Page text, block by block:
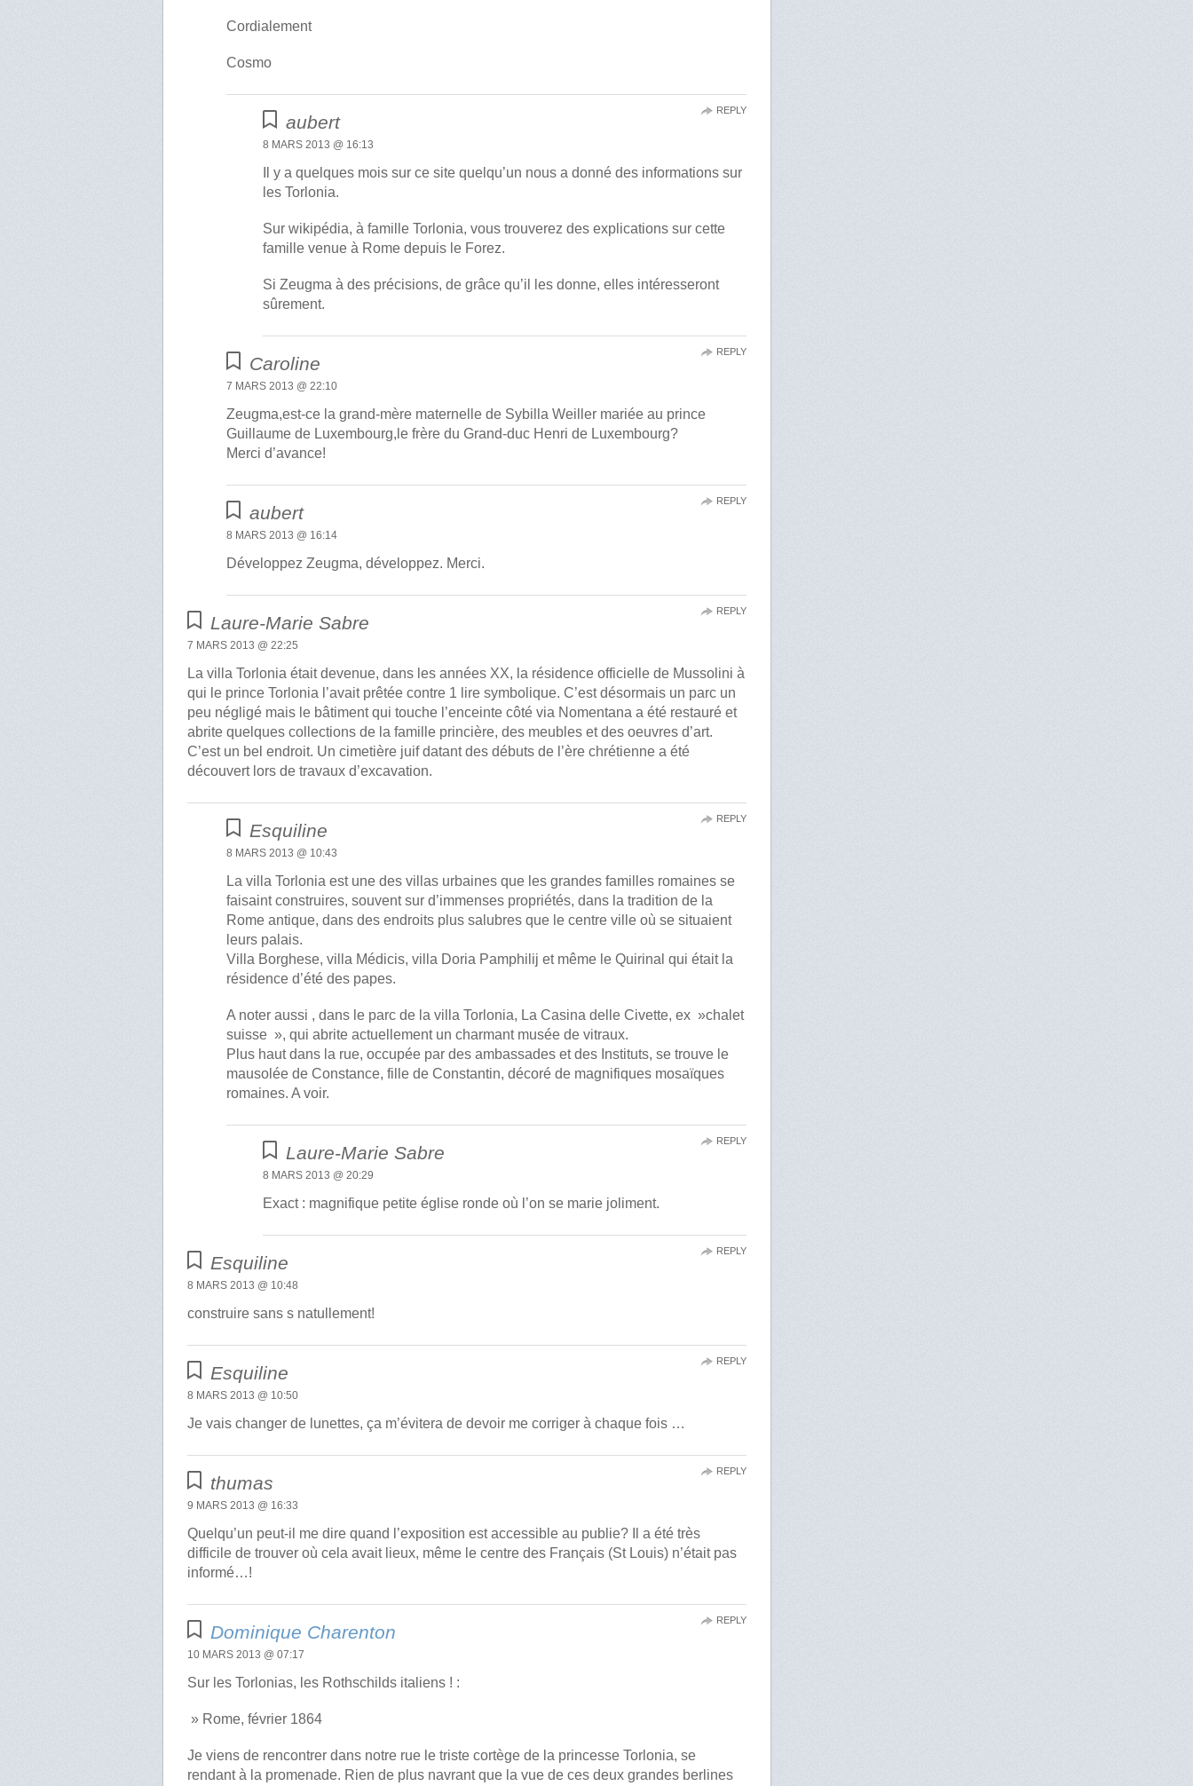
Cordialement
Cosmo
aubert
8 MARS 2013 @ 16:13
Il y a quelques mois sur ce site quelqu’un nous a donné des informations sur
les Torlonia.
Sur wikipédia, à famille Torlonia, vous trouverez des explications sur cette
famille venue à Rome depuis le Forez.
Si Zeugma à des précisions, de grâce qu’il les donne, elles intéresseront
sûrement.
REPLY
Caroline
7 MARS 2013 @ 22:10
Zeugma,est-ce la grand-mère maternelle de Sybilla Weiller mariée au prince
Guillaume de Luxembourg,le frère du Grand-duc Henri de Luxembourg?
Merci d’avance!
REPLY
aubert
8 MARS 2013 @ 16:14
Développez Zeugma, développez. Merci.
REPLY
Laure-Marie Sabre
7 MARS 2013 @ 22:25
La villa Torlonia était devenue, dans les années XX, la résidence officielle de Mussolini à
qui le prince Torlonia l’avait prêtée contre 1 lire symbolique. C’est désormais un parc un
peu négligé mais le bâtiment qui touche l’enceinte côté via Nomentana a été restauré et
abrite quelques collections de la famille princière, des meubles et des oeuvres d’art.
C’est un bel endroit. Un cimetière juif datant des débuts de l’ère chrétienne a été
découvert lors de travaux d’excavation.
REPLY
Esquiline
8 MARS 2013 @ 10:43
La villa Torlonia est une des villas urbaines que les grandes familles romaines se
faisaint construires, souvent sur d’immenses propriétés, dans la tradition de la
Rome antique, dans des endroits plus salubres que le centre ville où se situaient
leurs palais.
Villa Borghese, villa Médicis, villa Doria Pamphilij et même le Quirinal qui était la
résidence d’été des papes.
A noter aussi , dans le parc de la villa Torlonia, La Casina delle Civette, ex »chalet
suisse », qui abrite actuellement un charmant musée de vitraux.
Plus haut dans la rue, occupée par des ambassades et des Instituts, se trouve le
mausolée de Constance, fille de Constantin, décoré de magnifiques mosaïques
romaines. A voir.
REPLY
Laure-Marie Sabre
8 MARS 2013 @ 20:29
Exact : magnifique petite église ronde où l’on se marie joliment.
REPLY
Esquiline
8 MARS 2013 @ 10:48
construire sans s natullement!
REPLY
Esquiline
8 MARS 2013 @ 10:50
Je vais changer de lunettes, ça m’évitera de devoir me corriger à chaque fois …
REPLY
thumas
9 MARS 2013 @ 16:33
Quelqu’un peut-il me dire quand l’exposition est accessible au publie? Il a été très
difficile de trouver où cela avait lieux, même le centre des Français (St Louis) n’était pas
informé…!
REPLY
Dominique Charenton
10 MARS 2013 @ 07:17
Sur les Torlonias, les Rothschilds italiens ! :
» Rome, février 1864
Je viens de rencontrer dans notre rue le triste cortège de la princesse Torlonia, se
rendant à la promenade. Rien de plus navrant que la vue de ces deux grandes berlines
REPLY